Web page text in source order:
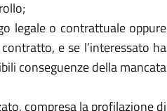
legale o contrattuale oppure
e se l’interessato ha
conseguenze della mancata
compresa la profilazione di